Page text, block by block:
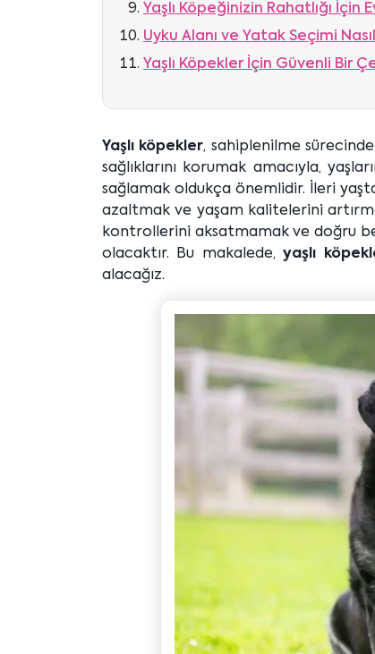
Yaşlı Köpeğinizin Rahatlığı İçin
Uyku Alanı ve Yatak Seçimi
Yaşlı Köpekler İçin Güvenli Bir
Yaşlı köpekler, sahiplenilme
sağlıklarını korumak amacıyla,
sağlamak oldukça önemlidir. İleri
azaltmak ve yaşam kalitelerini
kontrollerini aksatmamak ve doğru
olacaktır. Bu makalede,yaşlı
alacağız.